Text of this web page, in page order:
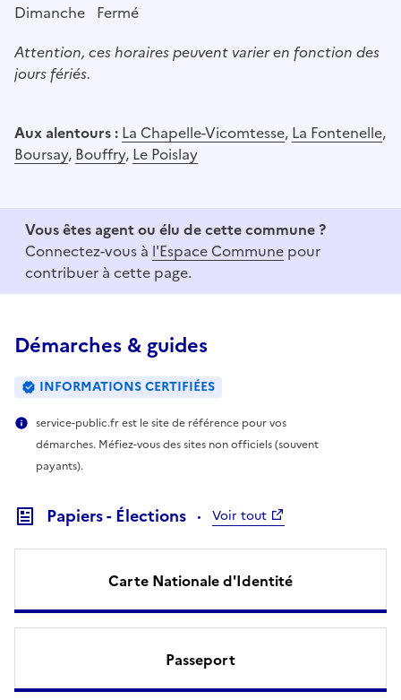
Dimanche Fermé
Attention, ces horaires peuvent varier en fonction des
jours fériés.
Aux alentours : La Chapelle-Vicomtesse, La Fontenelle,
Boursay, Bouffry, Le Poislay
Vous êtes agent ou élu de cette commune ?
Connectez-vous à l'Espace Commune pour
contribuer à cette page.
Démarches & guides
INFORMATIONS CERTIFIÉES
service-public.fr est le site de référence pour vos
démarches. Méfiez-vous des sites non officiels (souvent
payants).
Papiers - Élections Voir tout
Carte Nationale d'Identité
Passeport